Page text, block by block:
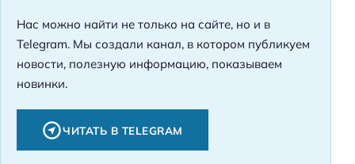
Нас можно найти не только на сайте, но и в
Telegram. Мы создали канал, в котором публикуем
новости, полезную информацию, показываем
новинки.
ЧИТАТЬ В TELEGRAM